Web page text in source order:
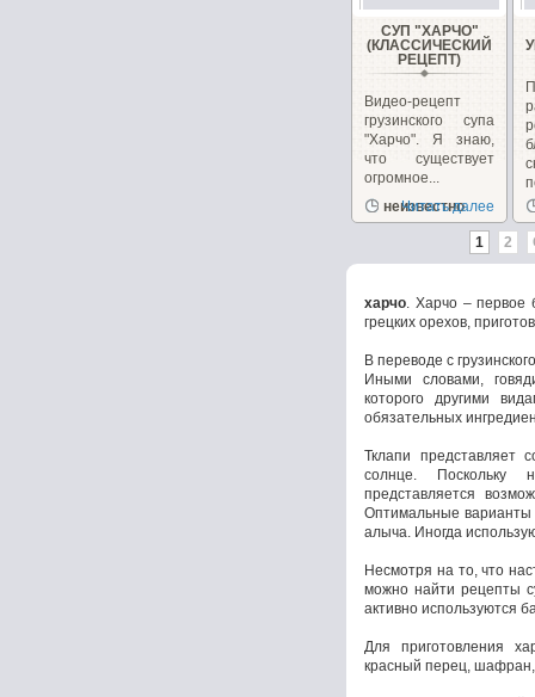
СУП "ХАРЧО"
(КЛАССИЧЕСКИЙ
РЕЦЕПТ)
Видео-рецепт
грузинского супа
"Харчо". Я знаю,
что существует
огромное...
неизвестно
Читать далее
1 2
харчо. Харчо – первое
грецких орехов,
В переводе с
Иными словами,
которого другими
обязательных
Тклапи
солнце. Поскольку
представляется
Оптимальные
алыча. Иногда
Несмотря на то, что
можно найти рецепты
активно используются
Для приготовления
красный перец, шафран,